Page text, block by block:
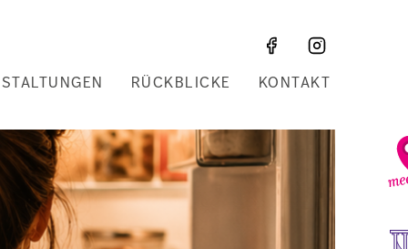
RÜCKBLICKE KONTAKT